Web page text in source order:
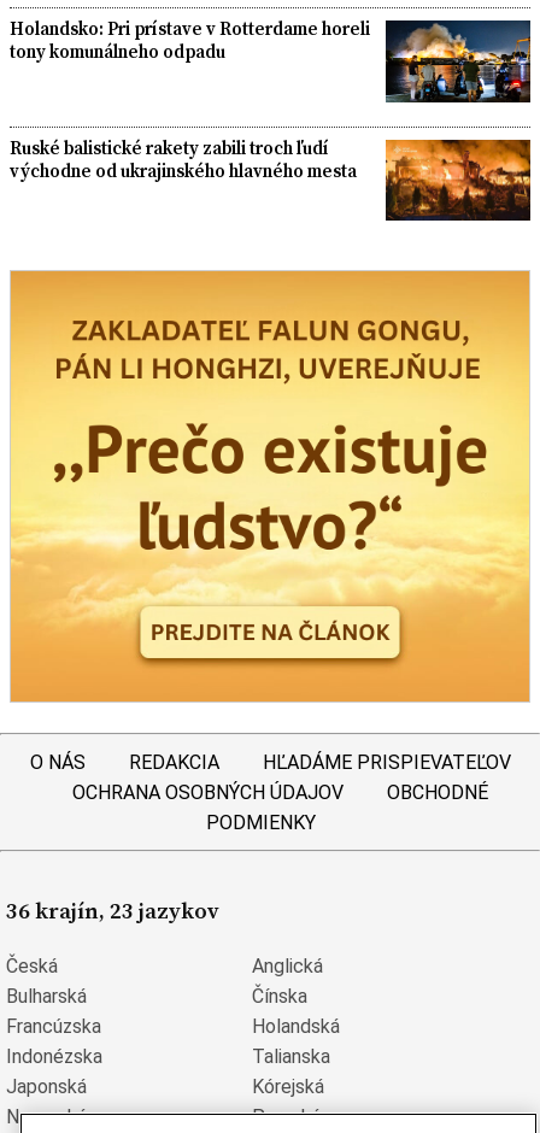
Holandsko: Pri prístave v Rotterdame horeli
tony komunálneho odpadu
Ruské balistické rakety zabili troch ľudí
východne od ukrajinského hlavného mesta
O NÁS REDAKCIA
HĽADÁME PRISPIEVATEĽOV
OCHRANA OSOBNÝCH ÚDAJOV
OBCHODNÉ
PODMIENKY
36 krajín, 23 jazykov
Česká
Anglická
Bulharská
Čínska
Francúzska
Holandská
Indonézska
Talianska
Japonská
Kórejská
Nemecká
Perzská